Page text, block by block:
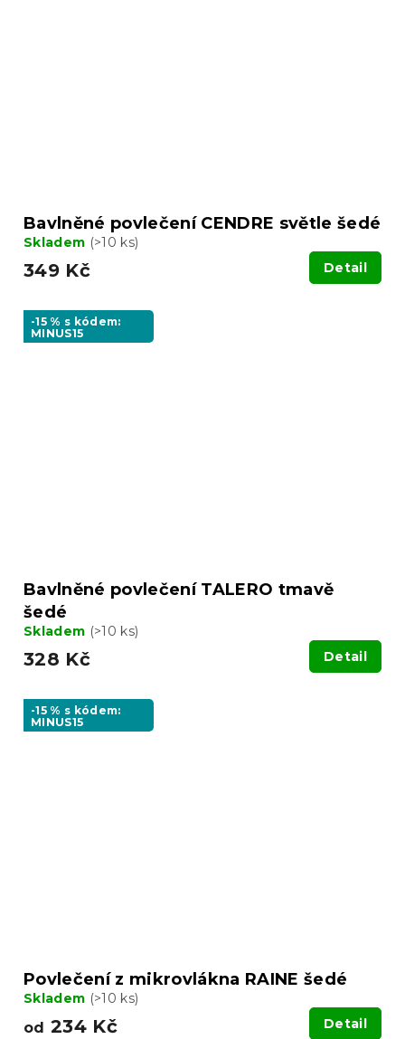
Bavlněné povlečení CENDRE světle šedé
Skladem (>10 ks)
349 Kč Detail
-15 % s kódem:
MINUS15
Bavlněné povlečení TALERO tmavě
šedé
Skladem (>10 ks)
328 Kč Detail
-15 % s kódem:
MINUS15
Povlečení z mikrovlákna RAINE šedé
Skladem (>10 ks)
od 234 Kč Detail